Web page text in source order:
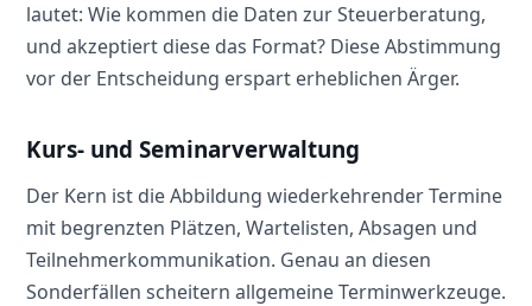
lautet: Wie kommen die Daten zur Steuerberatung,
und akzeptiert diese das Format? Diese Abstimmung
vor der Entscheidung erspart erheblichen Ärger.
Kurs- und Seminarverwaltung
Der Kern ist die Abbildung wiederkehrender Termine
mit begrenzten Plätzen, Wartelisten, Absagen und
Teilnehmerkommunikation. Genau an diesen
Sonderfällen scheitern allgemeine Terminwerkzeuge.